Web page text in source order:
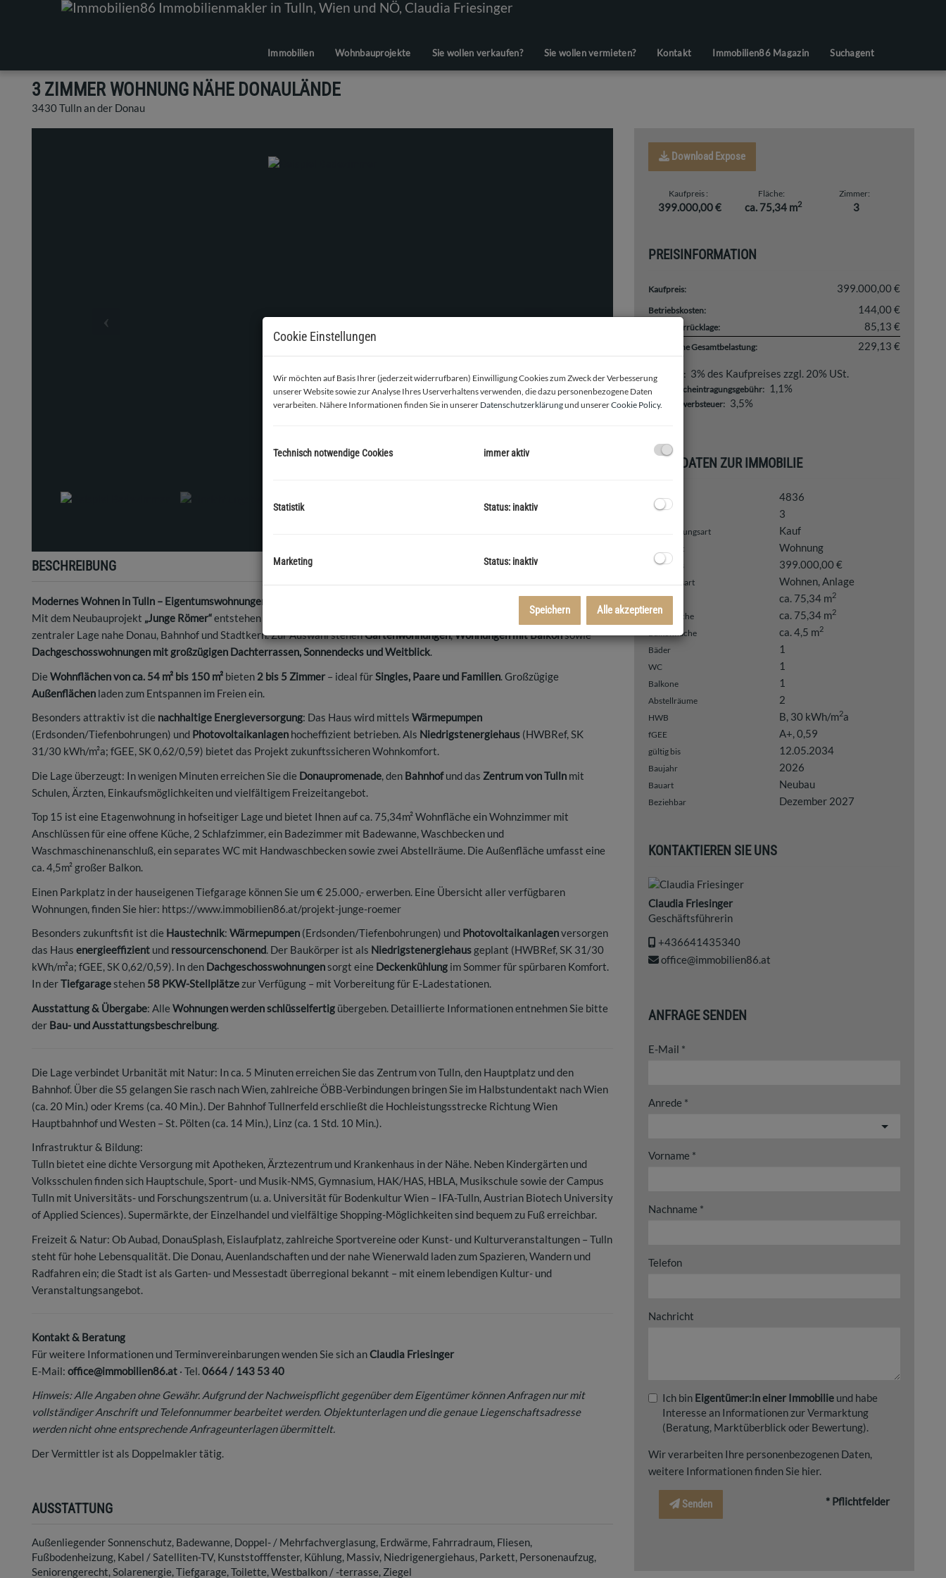
Immobilien Wohnbauprojekte Sie wollen verkaufen? Sie wollen vermieten? Kontakt Immobilien86 Magazin Suchagent
3 ZIMMER WOHNUNG NÄHE DONAULÄNDE
3430 Tulln an der Donau
Einrichtungsbeispiel - Wohnzimmer
BESCHREIBUNG
Modernes Wohnen in Tulln – Eigentumswohnungen mit Balkon, Garten oder Dachterrasse
Mit dem Neubauprojekt „Junge Römer“entstehen in der 36 Eigentumswohnungen
zentraler Lage nahe Donau, Bahnhof und Stadtkern. Zur Auswahl stehenGartenwohnungen,Wohnungen mit Balkonsowie
Dachgeschosswohnungen mit großzügigen Dachterrassen, Sonnendecks und Weitblick.
Die Wohnflächen von ca. 54 m² bis 150 m² bieten 2 bis 5 Zimmer – ideal fürSingles, Paare und Familien. Großzügige
Außenflächen laden zum Entspannen im Freien ein.
Besonders attraktiv ist die nachhaltige Energieversorgung: Das Haus wird mittels Wärmepumpen
(Erdsonden/Tiefenbohrungen) und Photovoltaikanlagen hocheffizient betrieben. Als Niedrigstenergiehaus (HWBRef, SK
31/30 kWh/m²a; fGEE, SK 0,62/0,59) bietet das Projekt zukunftssicheren Wohnkomfort.
Die Lage überzeugt: In wenigen Minuten erreichen Sie die Donaupromenade, den Bahnhofund das Zentrum von Tulln mit
Schulen, Ärzten, Einkaufsmöglichkeiten und vielfältigem Freizeitangebot.
Top 15 ist eine Etagenwohnung in hofseitiger Lage und bietet Ihnen auf ca. 75,34m² Wohnfläche ein Wohnzimmer mit
Anschlüssen für eine offene Küche, 2 Schlafzimmer, ein Badezimmer mit Badewanne, Waschbecken und
Waschmaschinenanschluß, ein separates WC mit Handwaschbecken sowie zwei Abstellräume. Die Außenfläche umfasst eine
ca. 4,5m² großer Balkon.
Einen Parkplatz in der hauseigenen Tiefgarage können Sie um € 25.000,- erwerben. Eine Übersicht aller verfügbaren
Wohnungen, finden Sie hier: https://www.immobilien86.at/projekt-junge-roemer
Besonders zukunftsfit ist die Haustechnik: Wärmepumpen (Erdsonden/Tiefenbohrungen) und Photovoltaikanlagenversorgen
das Haus energieeffizient und ressourcenschonend. Der Baukörper ist als Niedrigstenergiehaus geplant (HWBRef, SK 31/30
kWh/m²a; fGEE, SK 0,62/0,59). In den Dachgeschosswohnungensorgt eine Deckenkühlung im Sommer für spürbaren Komfort.
In derTiefgaragestehen 58 PKW-Stellplätzezur Verfügung – mit Vorbereitung für E-Ladestationen.
Ausstattung & Übergabe: Alle Wohnungen werden schlüsselfertig übergeben. Detaillierte Informationen entnehmen Sie bitte
der Bau- und Ausstattungsbeschreibung.
Die Lage verbindet Urbanität mit Natur: In ca. 5 Minuten erreichen Sie das Zentrum von Tulln, den Hauptplatz und den
Bahnhof. Über die S5 gelangen Sie rasch nach Wien, zahlreiche ÖBB-Verbindungen bringen Sie im Halbstundentakt nach Wien
(ca. 20 Min.) oder Krems (ca. 40 Min.). Der Bahnhof Tullnerfeld erschließt die Hochleistungsstrecke Richtung Wien
Hauptbahnhof und Westen – St. Pölten (ca. 14 Min.), Linz (ca. 1 Std. 10 Min.).
Infrastruktur & Bildung:
Tulln bietet eine dichte Versorgung mit Apotheken, Ärztezentrum und Krankenhaus in der Nähe. Neben Kindergärten und
Volksschulen finden sich Hauptschule, Sport- und Musik-NMS, Gymnasium, HAK/HAS, HBLA, Musikschule sowie der Campus
Tulln mit Universitäts- und Forschungszentrum (u. a. Universität für Bodenkultur Wien – IFA-Tulln, Austrian Biotech University
of Applied Sciences). Supermärkte, der Einzelhandel und vielfältige Shopping-Möglichkeiten sind bequem zu Fuß erreichbar.
Freizeit & Natur: Ob Aubad, DonauSplash, Eislaufplatz, zahlreiche Sportvereine oder Kunst- und Kulturveranstaltungen – Tulln
steht für hohe Lebensqualität. Die Donau, Auenlandschaften und der nahe Wienerwald laden zum Spazieren, Wandern und
Radfahren ein; die Stadt ist als Garten- und Messestadt überregional bekannt – mit einem lebendigen Kultur- und
Veranstaltungsangebot.
Kontakt & Beratung
Für weitere Informationen und Terminvereinbarungen wenden Sie sich anClaudia Friesinger
E-Mail: office@immobilien86.at · Tel.0664 / 143 53 40
Hinweis: Alle Angaben ohne Gewähr. Aufgrund der Nachweispflicht gegenüber dem Eigentümer können Anfragen nur mit
vollständiger Anschrift und Telefonnummer bearbeitet werden. Objektunterlagen und die genaue Liegenschaftsadresse
werden nicht ohne entsprechende Anfrageunterlagen übermittelt.
Der Vermittler ist als Doppelmakler tätig.
AUSSTATTUNG
Außenliegender Sonnenschutz Badewanne Doppel- / Mehrfachverglasung Erdwärme Fahrradraum Fliesen
Fußbodenheizung Kabel / Satelliten-TV Kunststofffenster Kühlung Massiv Niedrigenergiehaus Parkett Personenaufzug
Seniorengerecht Solarenergie Tiefgarage Toilette Westbalkon / -terrasse Ziegel
Download Expose
Kaufpreis
399.000,00 €
Fläche
ca. 75,34 m2
Zimmer
3
PREISINFORMATION
Kaufpreis: 399.000,00 €
Betriebskosten: 144,00 €
Reparaturrücklage: 85,13 €
monatliche Gesamtbelastung: 229,13 €
Provision: 3% des Kaufpreises zzgl. 20% USt.
Grundbucheintragungsgebühr: 1,1%
Grunderwerbsteuer: 3,5%
BASISDATEN ZUR IMMOBILIE
Objektnr. 4836
3
Vermarktungsart Kauf
Objektart Wohnung
Kaufpreis 399.000,00 €
Nutzungsart Wohnen Anlage
Fläche ca. 75,34 m2
Wohnfläche ca. 75,34 m2
Balkonfläche ca. 4,5 m2
Bäder 1
WC 1
Balkone 1
Abstellräume 2
HWB B, 30 kWh/m2a
fGEE A+, 0,59
gültig bis 12.05.2034
Baujahr 2026
Bauart Neubau
Beziehbar Dezember 2027
KONTAKTIEREN SIE UNS
Claudia Friesinger
Geschäftsführerin
+436641435340
office@immobilien86.at
ANFRAGE SENDEN
E-Mail
Anrede
Vorname
Nachname
Telefon
Nachricht
Ich bin Eigentümer:in einer Immobilie und habe
Interesse an Informationen zur Vermarktung
(Beratung, Marktüberblick oder Bewertung).
Wir verarbeiten Ihre personenbezogenen Daten,
weitere Informationen finden Sie hier.
Senden * Pflichtfelder
Cookie Einstellungen
Wir möchten auf Basis Ihrer (jederzeit widerrufbaren) Einwilligung Cookies zum Zweck der Verbesserung
unserer Website sowie zur Analyse Ihres Userverhaltens verwenden, die dazu personenbezogene Daten
verarbeiten. Nähere Informationen finden Sie in unserer Datenschutzerklärungund unsererCookie Policy.
Technisch notwendige Cookies immer aktiv
Statistik Status: inaktiv
Marketing Status: inaktiv
Speichern Alle akzeptieren